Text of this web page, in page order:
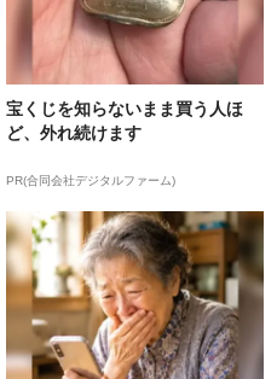
宝くじを知らないまま買う人ほ
ど、外れ続けます
PR(合同会社デジタルファーム)